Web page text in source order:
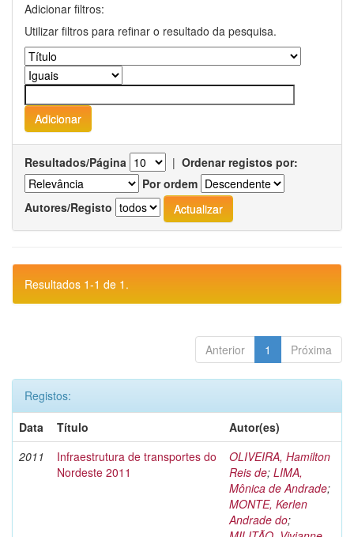
Adicionar filtros:
Utilizar filtros para refinar o resultado da pesquisa.
Resultados/Página | Ordenar registos por:
Por ordem
Autores/Registo
Resultados 1-1 de 1.
Anterior 1 Próxima
Registos:
Data
Título
Autor(es)
2011
Infraestrutura de transportes do
Nordeste 2011
OLIVEIRA, Hamilton
Reis de; LIMA,
Mônica de Andrade;
MONTE, Kerlen
Andrade do;